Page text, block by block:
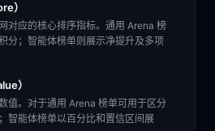
）
对应的核心排序指标。通用 Arena 榜
分；智能体榜单则展示净提升及多项
）
值。对于通用 Arena 榜单可用于区分
智能体榜单以百分比和置信区间展